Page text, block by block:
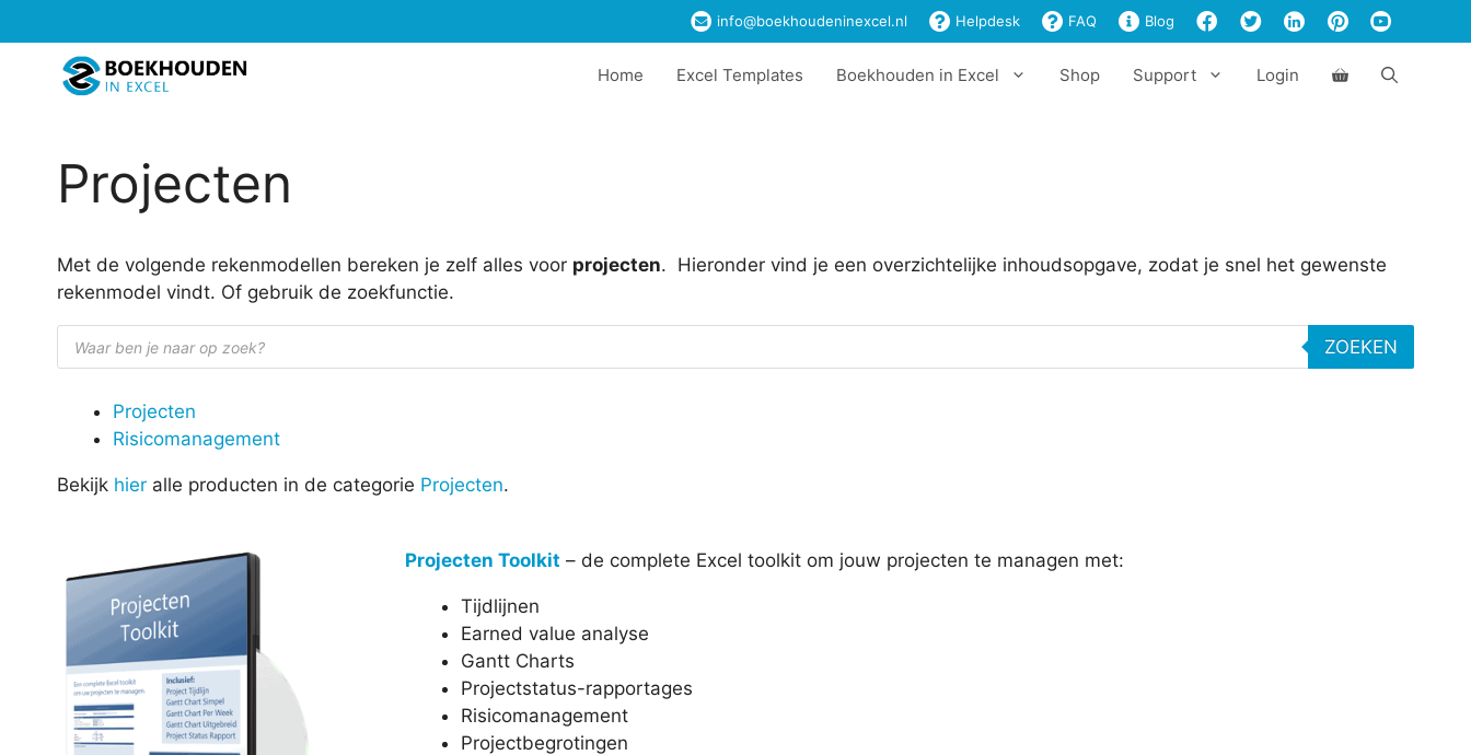
naar
info@boekhoudeninexcel.nl Helpdesk FAQ Blog
Home Excel Templates Boekhouden in Excel Shop Support Login
Projecten
Met de volgende rekenmodellen bereken je zelf alles voor projecten. Hieronder vind je een overzichtelijke inhoudsopgave, zodat je snel het gewenste
rekenmodel vindt. Of gebruik de zoekfunctie.
Producten
zoeken
ZOEKEN
Projecten
Risicomanagement
Bekijk hier alle producten in de categorie Projecten.
Projecten Toolkit – de complete Excel toolkit om jouw projecten te managen met:
Tijdlijnen
Earned value analyse
Gantt Charts
Projectstatus-rapportages
Risicomanagement
Projectbegrotingen